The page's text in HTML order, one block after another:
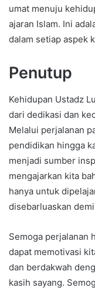
umat menuju
ajaran Islam. Ini
dalam setiap aspek
Penutup
Kehidupan Ustadz
dari dedikasi dan
Melalui perjalanan
pendidikan hingga
menjadi sumber
mengajarkan kita
hanya untuk
disebarluaskan
Semoga perjalanan
dapat memotivasi
dan berdakwah
kasih sayang.